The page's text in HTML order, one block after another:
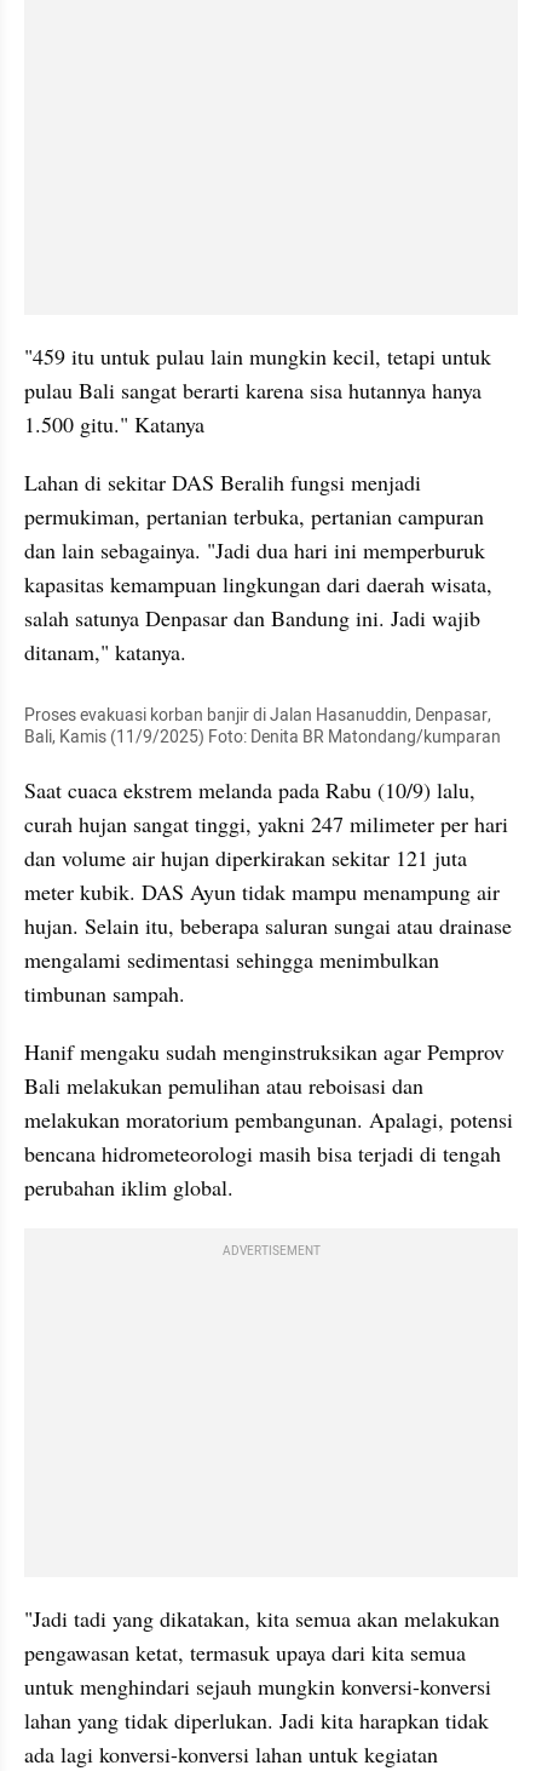
"459 itu untuk pulau lain mungkin kecil, tetapi untuk
pulau Bali sangat berarti karena sisa hutannya hanya
1.500 gitu." Katanya
Lahan di sekitar DAS Beralih fungsi menjadi
permukiman, pertanian terbuka, pertanian campuran
dan lain sebagainya. "Jadi dua hari ini memperburuk
kapasitas kemampuan lingkungan dari daerah wisata,
salah satunya Denpasar dan Bandung ini. Jadi wajib
ditanam," katanya.
Proses evakuasi korban banjir di Jalan Hasanuddin, Denpasar,
Bali, Kamis (11/9/2025) Foto: Denita BR Matondang/kumparan
Saat cuaca ekstrem melanda pada Rabu (10/9) lalu,
curah hujan sangat tinggi, yakni 247 milimeter per hari
dan volume air hujan diperkirakan sekitar 121 juta
meter kubik. DAS Ayun tidak mampu menampung air
hujan. Selain itu, beberapa saluran sungai atau drainase
mengalami sedimentasi sehingga menimbulkan
timbunan sampah.
Hanif mengaku sudah menginstruksikan agar Pemprov
Bali melakukan pemulihan atau reboisasi dan
melakukan moratorium pembangunan. Apalagi, potensi
bencana hidrometeorologi masih bisa terjadi di tengah
perubahan iklim global.
ADVERTISEMENT
"Jadi tadi yang dikatakan, kita semua akan melakukan
pengawasan ketat, termasuk upaya dari kita semua
untuk menghindari sejauh mungkin konversi-konversi
lahan yang tidak diperlukan. Jadi kita harapkan tidak
ada lagi konversi-konversi lahan untuk kegiatan